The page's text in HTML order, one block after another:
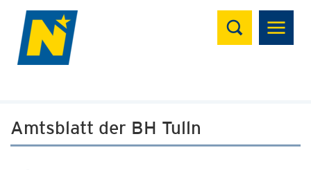
Suchen
Amtsblatt der BH Tulln